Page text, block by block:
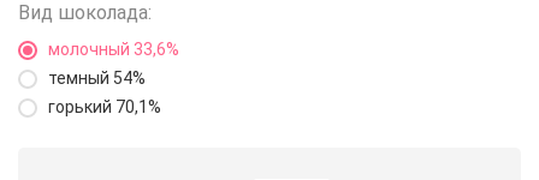
Вид шоколада:
молочный 33,6%
темный 54%
горький 70,1%